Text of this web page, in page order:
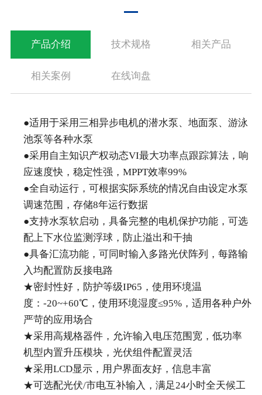
全球领先的光伏扬水系统专业
制造商
WORLD'S LEADING SOLAR PUMPING SYSTEM PROFESSIONAL
MANUFACTURER
产品介绍 技术规格 相关产品
相关案例 在线询盘
●适用于采用三相异步电机的潜水泵、地面泵、游泳
池泵等各种水泵
●采用自主知识产权动态VI最大功率点跟踪算法，响
应速度快，稳定性强，MPPT效率99%
●全自动运行，可根据实际系统的情况自由设定水泵
调速范围，存储8年运行数据
●支持水泵软启动，具备完整的电机保护功能，可选
配上下水位监测浮球，防止溢出和干抽
●具备汇流功能，可同时输入多路光伏阵列，每路输
入均配置防反接电路
★密封性好，防护等级IP65，使用环境温
度：-20~+60℃，使用环境湿度≤95%，适用各种户外
严苛的应用场合
★采用高规格器件，允许输入电压范围宽，低功率
机型内置升压模块，光伏组件配置灵活
★采用LCD显示，用户界面友好，信息丰富
★可选配光伏/市电互补输入，满足24小时全天候工